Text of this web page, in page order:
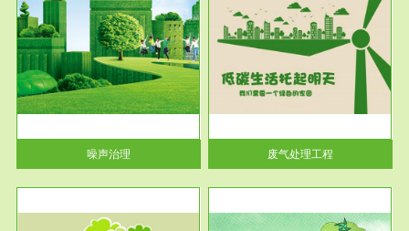
噪声治理
服务范围
废气处理工程
废气处理工程